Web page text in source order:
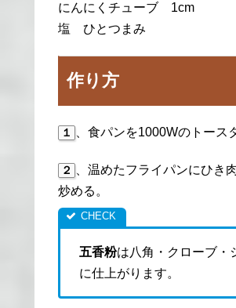
にんにくチューブ 1cm
塩 ひとつまみ
作り方
１ 、食パンを1000Wのトース
２ 、温めたフライパンにひき
炒める。
五香粉は八角・クローブ・
に仕上がります。